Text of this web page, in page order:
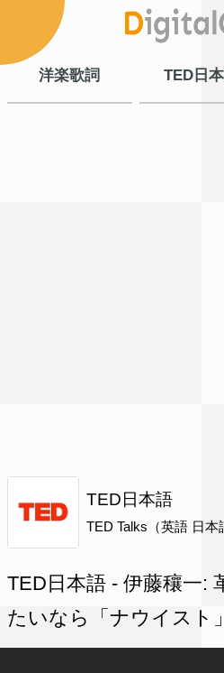
洋楽歌詞 TED日
TED日本語
TED Talks（英語 日本
TED日本語 - 伊藤穰一:
たいなら「ナウイスト